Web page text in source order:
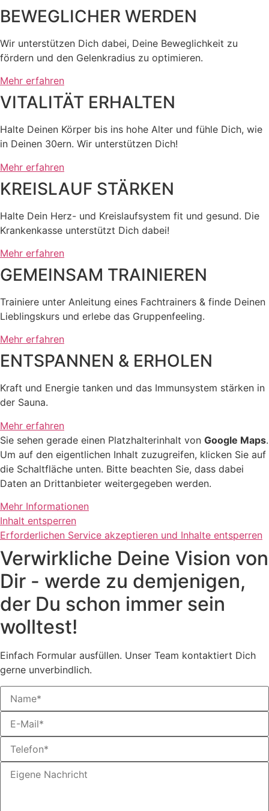
BEWEGLICHER WERDEN
Wir unterstützen Dich dabei, Deine Beweglichkeit zu
fördern und den Gelenkradius zu optimieren.
Mehr erfahren
VITALITÄT ERHALTEN
Halte Deinen Körper bis ins hohe Alter und fühle Dich, wie
in Deinen 30ern. Wir unterstützen Dich!
Mehr erfahren
KREISLAUF STÄRKEN
Halte Dein Herz- und Kreislaufsystem fit und gesund. Die
Krankenkasse unterstützt Dich dabei!
Mehr erfahren
GEMEINSAM TRAINIEREN
Trainiere unter Anleitung eines Fachtrainers & finde Deinen
Lieblingskurs und erlebe das Gruppenfeeling.
Mehr erfahren
ENTSPANNEN & ERHOLEN
Kraft und Energie tanken und das Immunsystem stärken in
der Sauna.
Mehr erfahren
Sie sehen gerade einen Platzhalterinhalt von Google Maps.
Um auf den eigentlichen Inhalt zuzugreifen, klicken Sie auf
die Schaltfläche unten. Bitte beachten Sie, dass dabei
Daten an Drittanbieter weitergegeben werden.
Mehr Informationen
Inhalt entsperren
Erforderlichen Service akzeptieren und Inhalte entsperren
Verwirkliche Deine Vision von
Dir - werde zu demjenigen,
der Du schon immer sein
wolltest!
Einfach Formular ausfüllen. Unser Team kontaktiert Dich
gerne unverbindlich.